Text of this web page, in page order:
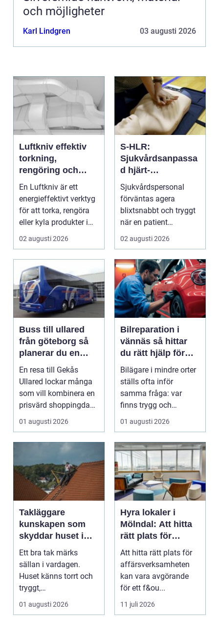
och möjligheter
Karl Lindgren 03 augusti 2026
Luftkniv effektiv
torkning,
rengöring och
kylning i modern
industri
En Luftkniv är ett
energieffektivt verktyg
för att torka, rengöra
eller kyla produkter i
rörelse. Te...
02 augusti 2026
S-HLR:
Sjukvårdsanpassa
d hjärt-
lungräddning som
räddar liv
Sjukvårdspersonal
förväntas agera
blixtsnabbt och tryggt
när en patient
drabbas...
02 augusti 2026
Buss till ullared
från göteborg så
planerar du en
smidig
shoppingdag
En resa till Gekås
Ullared lockar många
som vill kombinera en
prisvärd shoppingdag
med en enkel och ...
01 augusti 2026
Bilreparation i
vännäs så hittar
du rätt hjälp för
din bil
Bilägare i mindre orter
ställs ofta inför
samma fråga: var
finns trygg och
prisvärd hjälp när bilen
01 augusti 2026
Takläggare
kunskapen som
skyddar huset i
längden
Ett bra tak märks
sällan i vardagen.
Huset känns torrt och
tryggt,
inomhusklimatet
fungerar och ener...
01 augusti 2026
Hyra lokaler i
Mölndal: Att hitta
rätt plats för
affärsverksamhete
Att hitta rätt plats för
affärsverksamheten
kan vara avgörande
för ett f&ou...
11 juli 2026